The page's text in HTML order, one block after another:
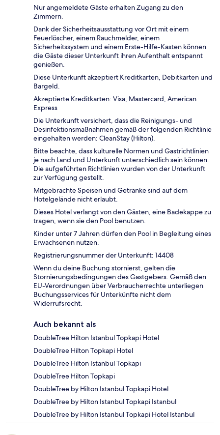
Nur angemeldete Gäste erhalten Zugang zu den
Zimmern.
Dank der Sicherheitsausstattung vor Ort mit einem
Feuerlöscher, einem Rauchmelder, einem
Sicherheitssystem und einem Erste-Hilfe-Kasten können
die Gäste dieser Unterkunft ihren Aufenthalt entspannt
genießen.
Diese Unterkunft akzeptiert Kreditkarten, Debitkarten und
Bargeld.
Akzeptierte Kreditkarten: Visa, Mastercard, American
Express
Die Unterkunft versichert, dass die Reinigungs- und
Desinfektionsmaßnahmen gemäß der folgenden Richtlinie
eingehalten werden: CleanStay (Hilton).
Bitte beachte, dass kulturelle Normen und Gastrichtlinien
je nach Land und Unterkunft unterschiedlich sein können.
Die aufgeführten Richtlinien wurden von der Unterkunft
zur Verfügung gestellt.
Mitgebrachte Speisen und Getränke sind auf dem
Hotelgelände nicht erlaubt.
Dieses Hotel verlangt von den Gästen, eine Badekappe zu
tragen, wenn sie den Pool benutzen.
Kinder unter 7 Jahren dürfen den Pool in Begleitung eines
Erwachsenen nutzen.
Registrierungsnummer der Unterkunft: 14408
Wenn du deine Buchung stornierst, gelten die
Stornierungsbedingungen des Gastgebers. Gemäß den
EU-Verordnungen über Verbraucherrechte unterliegen
Buchungsservices für Unterkünfte nicht dem
Widerrufsrecht.
Auch bekannt als
DoubleTree Hilton Istanbul Topkapi Hotel
DoubleTree Hilton Topkapi Hotel
DoubleTree Hilton Istanbul Topkapi
DoubleTree Hilton Topkapi
DoubleTree by Hilton Istanbul Topkapi Hotel
DoubleTree by Hilton Istanbul Topkapi Istanbul
DoubleTree by Hilton Istanbul Topkapi Hotel Istanbul